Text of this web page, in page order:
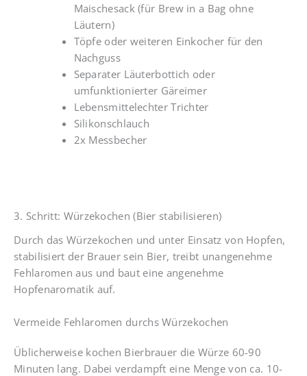
Maischesack (für Brew in a Bag ohne
Läutern)
Töpfe oder weiteren Einkocher für den
Nachguss
Separater Läuterbottich oder
umfunktionierter Gäreimer
Lebensmittelechter Trichter
Silikonschlauch
2x Messbecher
3. Schritt: Würzekochen (Bier stabilisieren)
Durch das Würzekochen und unter Einsatz von Hopfen,
stabilisiert der Brauer sein Bier, treibt unangenehme
Fehlaromen aus und baut eine angenehme
Hopfenaromatik auf.
Vermeide Fehlaromen durchs Würzekochen
Üblicherweise kochen Bierbrauer die Würze 60-90
Minuten lang. Dabei verdampft eine Menge von ca. 10-